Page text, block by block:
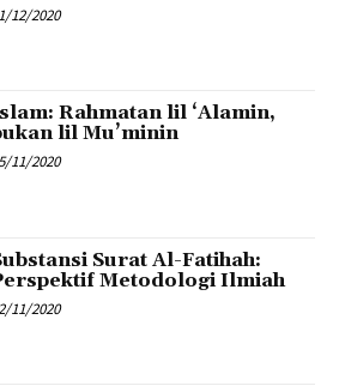
12/2020
Rahmatan lil ‘Alamin,
lil Mu’minin
11/2020
Surat Al-Fatihah:
Metodologi Ilmiah
11/2020